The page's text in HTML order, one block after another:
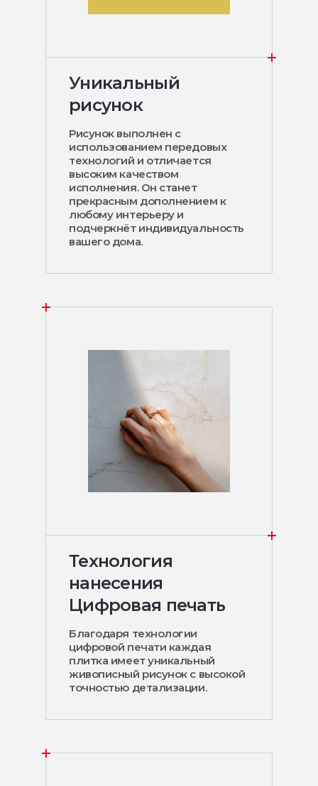
Уникальный
рисунок
Рисунок выполнен с
использованием передовых
технологий и отличается
высоким качеством
исполнения. Он станет
прекрасным дополнением к
любому интерьеру и
подчеркнёт индивидуальность
вашего дома.
Технология
нанесения
Цифровая печать
Благодаря технологии
цифровой печати каждая
плитка имеет уникальный
живописный рисунок с высокой
точностью детализации.